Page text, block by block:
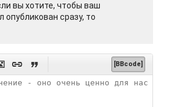
вы хотите, чтобы ваш
сразу, то
  [BBcode]